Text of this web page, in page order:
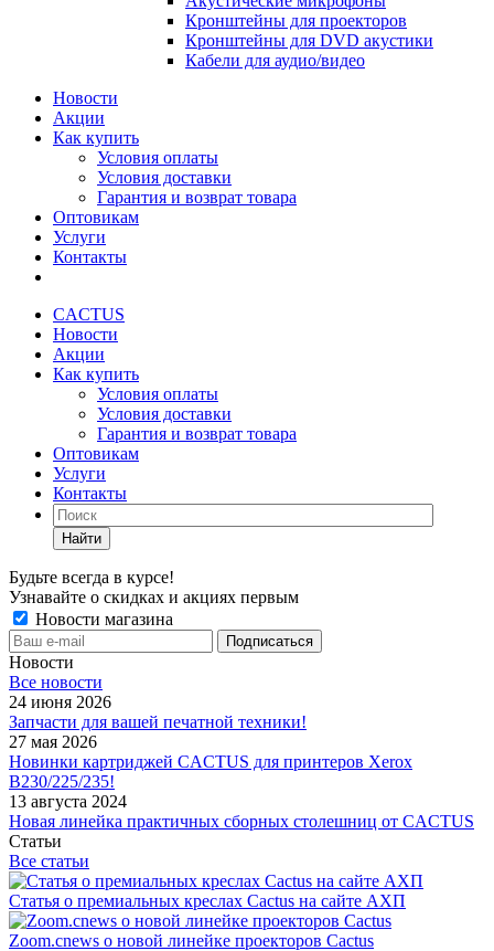
Кронштейны для проекторов
Кронштейны для DVD акустики
Кабели для аудио/видео
Новости
Акции
Как купить
Условия оплаты
Условия доставки
Гарантия и возврат товара
Оптовикам
Услуги
Контакты
CACTUS
Новости
Акции
Как купить
Условия оплаты
Условия доставки
Гарантия и возврат товара
Оптовикам
Услуги
Контакты
Найти
Будьте всегда в курсе!
Узнавайте о скидках и акциях первым
Новости магазина
Новости
Все новости
24 июня 2026
Запчасти для вашей печатной техники!
27 мая 2026
Новинки картриджей CACTUS для принтеров Xerox
B230/225/235!
13 августа 2024
Новая линейка практичных сборных столешниц от CACTUS
Статьи
Все статьи
Статья о премиальных креслах Cactus на сайте АХП
Zoom.cnews о новой линейке проекторов Cactus